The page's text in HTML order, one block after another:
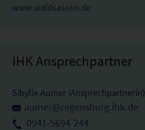
www.waldsassen.de
IHK Ansprechpartner
Sibylle Aumer (Ansprechpartnerin)
aumer@regensburg.ihk.de
0941-5694-244